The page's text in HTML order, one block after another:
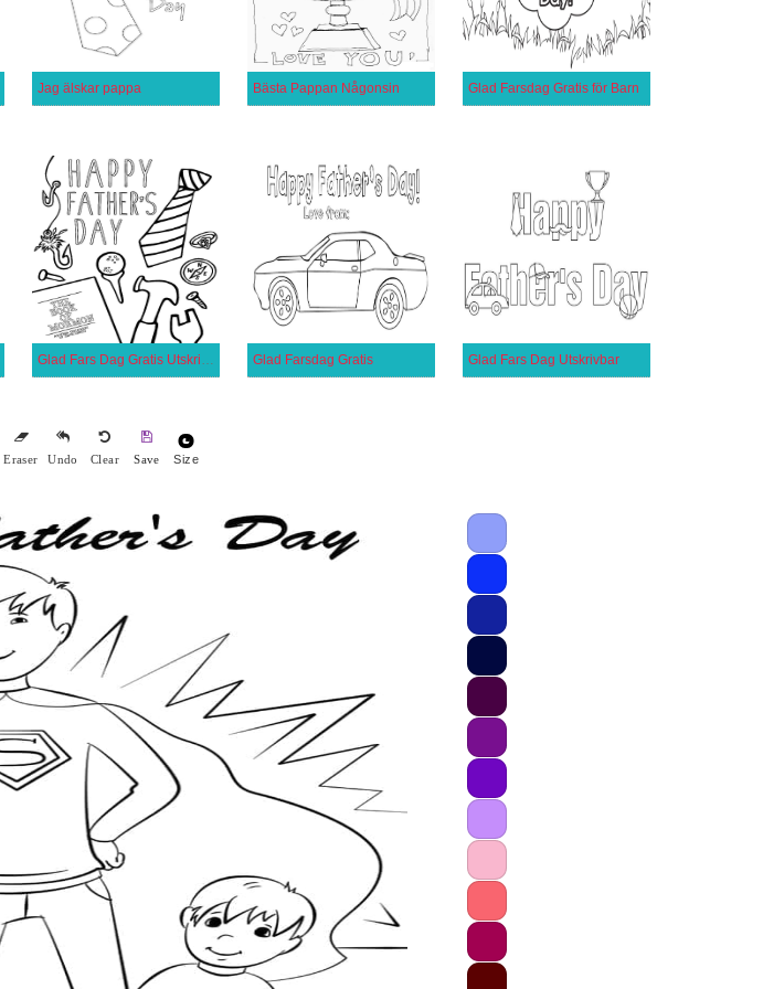
Jag älskar pappa Bästa Pappan Någonsin Glad Farsdag Gratis för Barn
Glad Fars Dag Gratis Utskrivbar Glad Farsdag Gratis Glad Fars Dag Utskrivbar
Eraser Undo Clear Save Size